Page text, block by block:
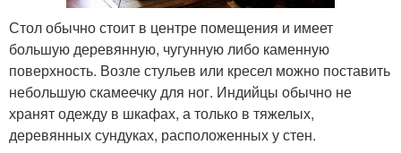
Стол обычно стоит в центре помещения и имеет
большую деревянную, чугунную либо каменную
поверхность. Возле стульев или кресел можно поставить
небольшую скамеечку для ног. Индийцы обычно не
хранят одежду в шкафах, а только в тяжелых,
деревянных сундуках, расположенных у стен.